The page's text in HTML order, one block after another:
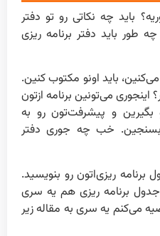
باید چه نکاتی رو تو دفتر
طور باید دفتر برنامه ریزی
باید اونو مکتوب کنین.
می‌تونین برنامه ازتون
بگیرین و پیشرفت‌تون رو به
بسنجین. خب چه جوری دفتر
برنامه ریزی‌اتون رو بنویسید.
برنامه ریزی هم یه سری
می‌کنم یه سری به مقاله زیر